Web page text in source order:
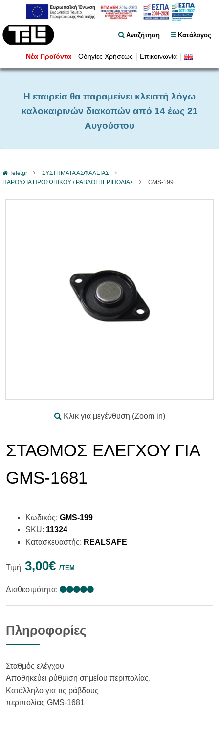
Κατάλογος
Αναζήτηση
Νέα Προϊόντα Οδηγίες Χρήσεως Επικοινωνία
Η εταιρεία θα παραμείνει κλειστή λόγω
καλοκαιρινών διακοπών από 14 έως 21
Αυγούστου
Tele.gr
ΣΥΣΤΗΜΑΤΑ ΑΣΦΑΛΕΙΑΣ
ΠΑΡΟΥΣΙΑ ΠΡΟΣΩΠΙΚΟΥ / ΡΑΒΔΟΙ ΠΕΡΙΠΟΛΙΑΣ
GMS-199
Κλικ για μεγένθυση (Zoom in)
ΣΤΑΘΜΟΣ ΕΛΕΓΧΟΥ ΓΙΑ
GMS-1681
Κωδικός: GMS-199
SKU: 11324
Κατασκευαστής: REALSAFE
Τιμή: 3,00€ /ΤΕΜ
Διαθεσιμότητα:
Πληροφορίες
Σταθμός ελέγχου
Αποθηκεύει ρύθμιση σημείου περιπολίας.
Κατάλληλο για τις ράβδους
περιπολίας GMS-1681